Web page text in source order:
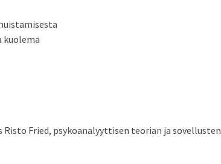
kuolema
Fried, psyko­ana­lyyt­tisen teo­ri­an ja sovel­lus­ten